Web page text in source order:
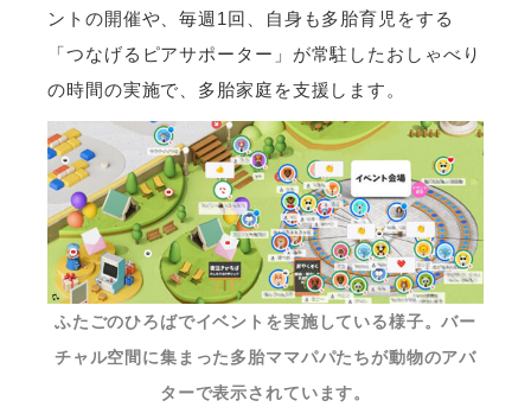
ントの開催や、毎週1回、自身も多胎育児をする
「つなげるピアサポーター」が常駐したおしゃべり
の時間の実施で、多胎家庭を支援します。
ふたごのひろばでイベントを実施している様子。バー
チャル空間に集まった多胎ママパパたちが動物のアバ
ターで表示されています。